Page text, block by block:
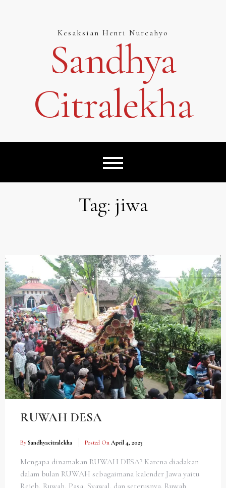
Kesaksian Henri Nurcahyo
Sandhya
Citralekha
Tag: jiwa
RUWAH DESA
By Sandhyacitralekha Posted On April 4, 2023
Mengapa dinamakan RUWAH DESA? Karena diadakan
dalam bulan RUWAH sebagaimana kalender Jawa yaitu
Rejeb, Ruwah, Pasa, Syawal, dan seterusnya. Ruwah